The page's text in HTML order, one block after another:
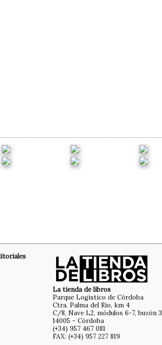
La tienda de libros
Parque Logístico de Córdoba
Ctra. Palma del Río, km 4
C/8, Nave L2, módulos 6-7, buzón 3
14005 - Córdoba
(+34) 957 467 081
FAX: (+34) 957 227 819